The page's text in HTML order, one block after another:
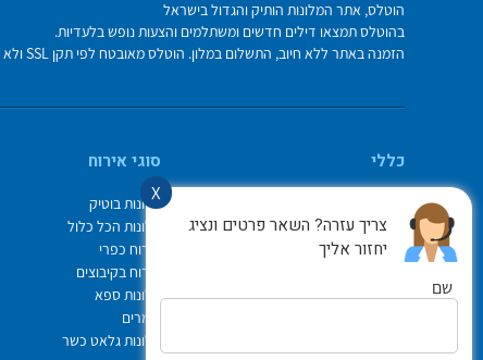
X
צריך עזרה? השאר פרטים ונציג
יחזור אליך
שם
הוטלס, אתר המלונות הותיק והגדול בישראל
בהוטלס תמצאו דילים חדשים ומשתלמים והצעות נופש בלעדיות.
הזמנה באתר ללא חיוב, התשלום במלון. הוטלס מאובטח לפי תקן SSL ולא שומר על פרטי כרטיס האשראי בשרת.
כללי
איך משתמשים באתר
צור קשר
Israel Hotels
סוגי אירוח
מלונות בוטיק
מלונות הכל כלול
אירוח כפרי
אירוח בקיבוצים
מלונות ספא
צימרים
מלונות גלאט כשר